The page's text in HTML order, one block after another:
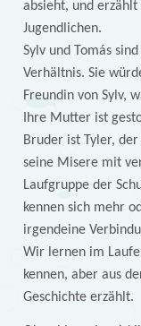
absieht, und erzählt
Jugendlichen.
Sylv und Tomás
Verhältnis. Sie
Freundin von Sylv,
Ihre Mutter ist
Bruder ist Tyler,
seine Misere mit
Laufgruppe der
kennen sich mehr
irgendeine
Wir lernen im
kennen, aber aus
Geschichte erzählt.